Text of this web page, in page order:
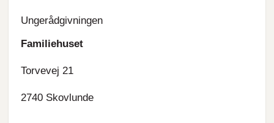
Ungerådgivningen
Familiehuset
Torvevej 21
2740 Skovlunde